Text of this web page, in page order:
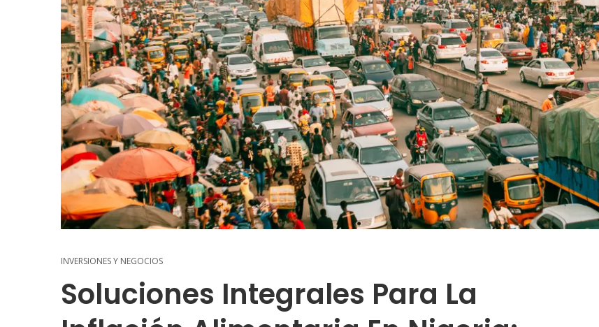
INVERSIONES Y NEGOCIOS
Soluciones Integrales Para La